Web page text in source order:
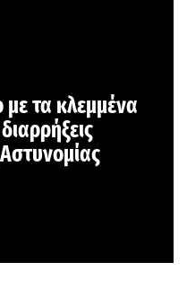
τα κλεμμένα